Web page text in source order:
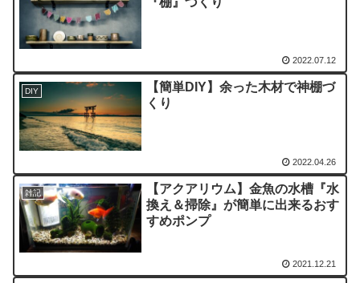
2022.07.12
DIY
【簡単DIY】余った木材で神棚づ
くり
2022.04.26
雑記
【アクアリウム】金魚の水槽『水
換え＆掃除』が簡単に出来るおす
すめポンプ
2021.12.21